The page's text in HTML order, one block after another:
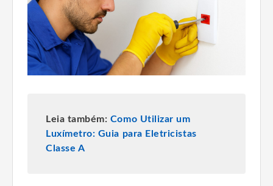
Leia também: Como Utilizar um
Luxímetro: Guia para Eletricistas
Classe A